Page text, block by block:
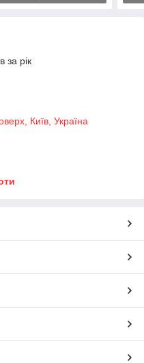
за рік
Київ, Україна